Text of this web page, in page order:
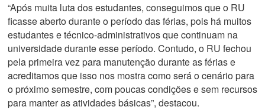
“Após muita luta dos estudantes, conseguimos que o RU
ficasse aberto durante o período das férias, pois há muitos
estudantes e técnico-administrativos que continuam na
universidade durante esse período. Contudo, o RU fechou
pela primeira vez para manutenção durante as férias e
acreditamos que isso nos mostra como será o cenário para
o próximo semestre, com poucas condições e sem recursos
para manter as atividades básicas”, destacou.